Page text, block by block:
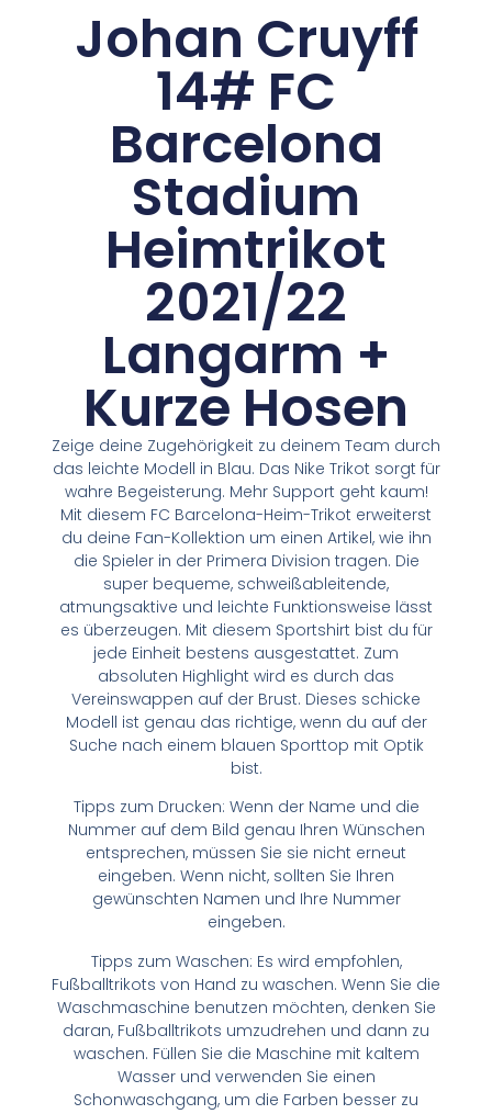
Johan Cruyff
14# FC
Barcelona
Stadium
Heimtrikot
2021/22
Langarm +
Kurze Hosen
Zeige deine Zugehörigkeit zu deinem Team durch
das leichte Modell in Blau. Das Nike Trikot sorgt für
wahre Begeisterung. Mehr Support geht kaum!
Mit diesem FC Barcelona-Heim-Trikot erweiterst
du deine Fan-Kollektion um einen Artikel, wie ihn
die Spieler in der Primera Division tragen. Die
super bequeme, schweißableitende,
atmungsaktive und leichte Funktionsweise lässt
es überzeugen. Mit diesem Sportshirt bist du für
jede Einheit bestens ausgestattet. Zum
absoluten Highlight wird es durch das
Vereinswappen auf der Brust. Dieses schicke
Modell ist genau das richtige, wenn du auf der
Suche nach einem blauen Sporttop mit Optik
bist.
Tipps zum Drucken: Wenn der Name und die
Nummer auf dem Bild genau Ihren Wünschen
entsprechen, müssen Sie sie nicht erneut
eingeben. Wenn nicht, sollten Sie Ihren
gewünschten Namen und Ihre Nummer
eingeben.
Tipps zum Waschen: Es wird empfohlen,
Fußballtrikots von Hand zu waschen. Wenn Sie die
Waschmaschine benutzen möchten, denken Sie
daran, Fußballtrikots umzudrehen und dann zu
waschen. Füllen Sie die Maschine mit kaltem
Wasser und verwenden Sie einen
Schonwaschgang, um die Farben besser zu